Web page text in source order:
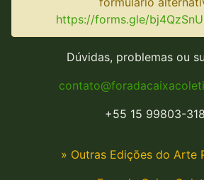
https://forms.gle/
Dúvidas, problemas ou
+55 15 99803-
» Outras Edições do Arte